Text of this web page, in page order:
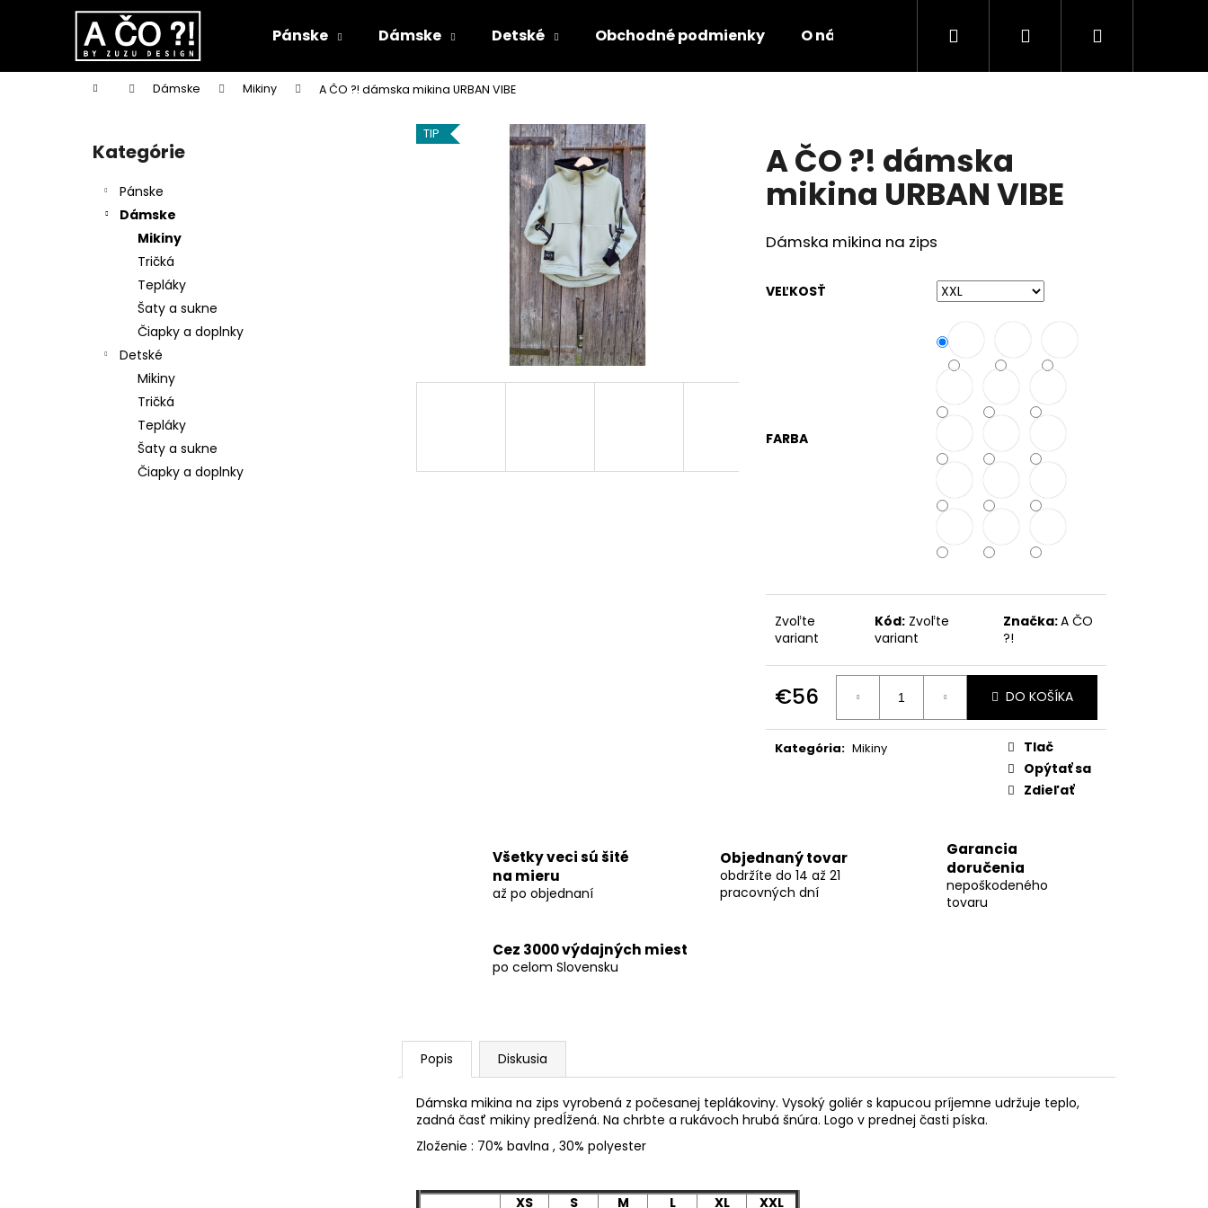
Pánske Dámske Detské Obchodné podmienky O nás Kontakty Hľadať PrihlásenieNákupný
Domov Dámske Mikiny A ČO ?! dámska mikina URBAN VIBE
Preskočiť
kategórie
Kategórie
Pánske
Dámske
Mikiny
Tričká
Tepláky
Šaty a sukne
Čiapky a doplnky
Detské
Mikiny
Tričká
Tepláky
Šaty a sukne
Čiapky a doplnky
A ČO ?! dámska
mikina URBAN VIBE
Dámska mikina na zips
VEĽKOSŤ
FARBA
Zvoľte
variant
Kód: Zvoľte
variant
Značka:A ČO
?!
€56
Jednotková
cena:
DO KOŠÍKA
Kategória: Mikiny
Tlač
Opýtať sa
Zdieľať
TIP
Všetky veci sú šité
na mieru
až po objednaní
Objednaný tovar
obdržíte do 14 až 21
pracovných dní
Garancia
doručenia
nepoškodeného
tovaru
Cez 3000 výdajných miest
po celom Slovensku
Popis Diskusia
Dámska mikina na zips vyrobená z počesanej teplákoviny. Vysoký goliér s kapucou príjemne udržuje teplo,
zadná časť mikiny predĺžená. Na chrbte a rukávoch hrubá šnúra. Logo v prednej časti píska.
Zloženie : 70% bavlna , 30% polyester
XS S M L XL XXL
í
Späť
do
Späť
do
Čo potrebujete nájsť?
Odporúčame